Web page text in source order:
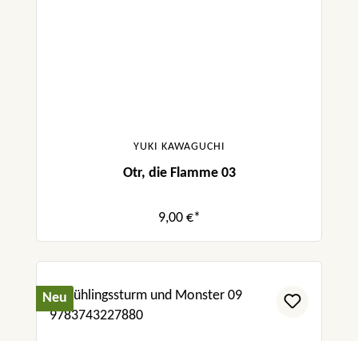
YUKI KAWAGUCHI
Otr, die Flamme 03
9,00 €*
Neu